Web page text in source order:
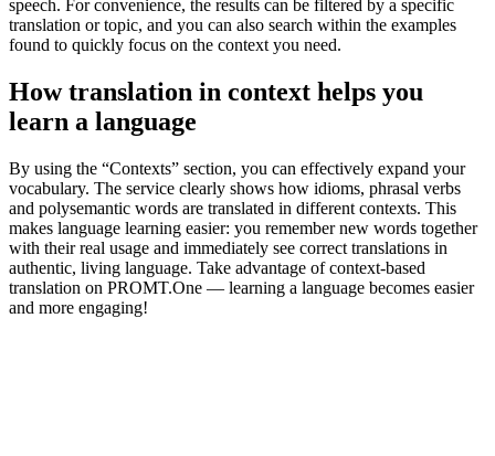
speech. For convenience, the results can be filtered by a specific
translation or topic, and you can also search within the examples
found to quickly focus on the context you need.
How translation in context helps you
learn a language
By using the “Contexts” section, you can effectively expand your
vocabulary. The service clearly shows how idioms, phrasal verbs
and polysemantic words are translated in different contexts. This
makes language learning easier: you remember new words together
with their real usage and immediately see correct translations in
authentic, living language. Take advantage of context-based
translation on PROMT.One — learning a language becomes easier
and more engaging!